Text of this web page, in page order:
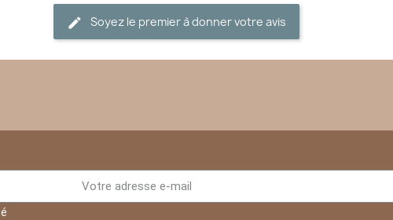
Soyez le premier à donner votre avis